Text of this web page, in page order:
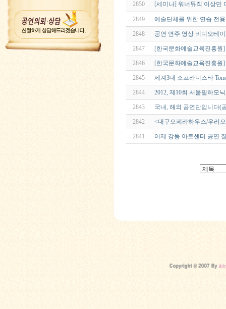
2850 [세미나] 워너뮤직 이상민
2849 예술단체를 위한 연습 전
2848 공연 연주 영상 비디오테
2847 [한국문화예술교육진흥
2846 [한국문화예술교육진흥
2845 세계3대 소프라니스타
2844 2012, 제10회 서울필하모
2843 국내, 해외 공연단입니다(
2842 <대구오페라하우스/우리
2841 어제 강동 아트센터 공연